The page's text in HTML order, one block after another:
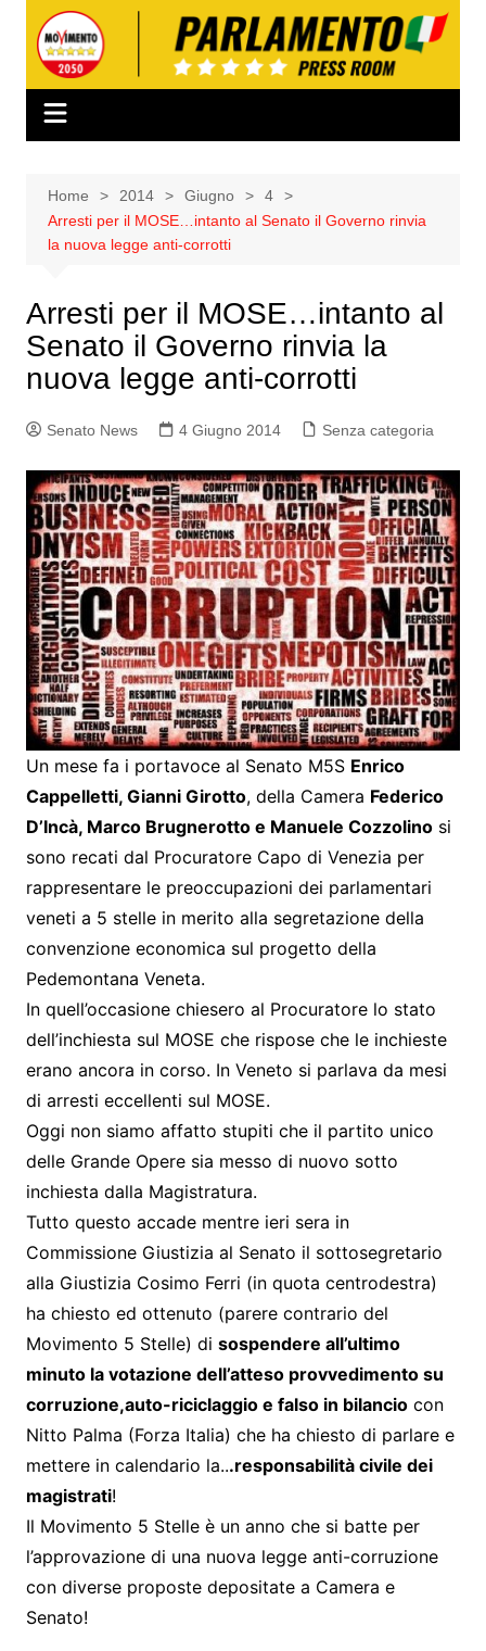
contenuto
Home 2014 Giugno
4
Arresti per il MOSE…intanto al Senato il Governo rinvia
la nuova legge anti-corrotti
Arresti per il MOSE…intanto al
Senato il Governo rinvia la
nuova legge anti-corrotti
Senato News 4 Giugno 2014 Senza categoria
Un mese fa i portavoce al Senato M5S Enrico
Cappelletti, Gianni Girotto, della Camera Federico
D’Incà, Marco Brugnerotto e Manuele Cozzolinosi
sono recati dal Procuratore Capo di Venezia per
rappresentare le preoccupazioni dei parlamentari
veneti a 5 stelle in merito alla segretazione della
convenzione economica sul progetto della
Pedemontana Veneta.
In quell’occasione chiesero al Procuratore lo stato
dell’inchiesta sul MOSE che rispose che le inchieste
erano ancora in corso. In Veneto si parlava da mesi
di arresti eccellenti sul MOSE.
Oggi non siamo affatto stupiti che il partito unico
delle Grande Opere sia messo di nuovo sotto
inchiesta dalla Magistratura.
Tutto questo accade mentre ieri sera in
Commissione Giustizia al Senato il sottosegretario
alla Giustizia Cosimo Ferri (in quota centrodestra)
ha chiesto ed ottenuto (parere contrario del
Movimento 5 Stelle) di sospendere all’ultimo
minuto la votazione dell’atteso provvedimento su
corruzione,auto-riciclaggio e falso in bilanciocon
Nitto Palma (Forza Italia) che ha chiesto di parlare e
mettere in calendario la...responsabilità civile dei
magistrati!
Il Movimento 5 Stelle è un anno che si batte per
l’approvazione di una nuova legge anti-corruzione
con diverse proposte depositate a Camera e
Senato!